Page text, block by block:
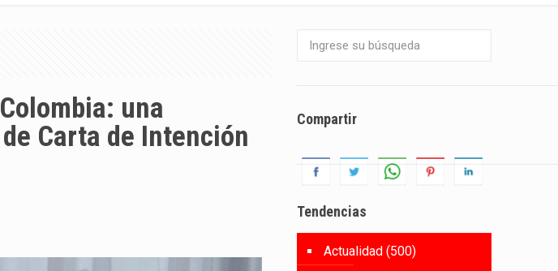
una
Carta de Intención
Compartir
Tendencias
Actualidad (500)